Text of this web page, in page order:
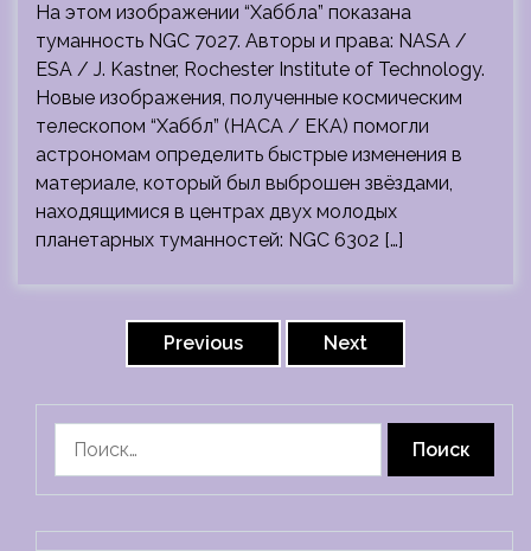
На этом изображении “Хаббла” показана
туманность NGC 7027. Авторы и права: NASA /
ESA / J. Kastner, Rochester Institute of Technology.
Новые изображения, полученные космическим
телескопом “Хаббл” (НАСА / ЕКА) помогли
астрономам определить быстрые изменения в
материале, который был выброшен звёздами,
находящимися в центрах двух молодых
планетарных туманностей: NGC 6302 […]
Previous Next